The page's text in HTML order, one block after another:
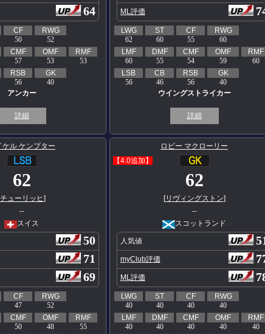
64
CF
50
RWG
52
CMF
57
OMF
53
RMF
53
RSB
56
GK
40
アンカー
詳細
ML評価
LWG
62
ST
60
CF
55
RWG
60
LMF
60
DMF
55
CMF
54
OMF
59
RMF
60
LSB
56
CB
46
RSB
56
GK
40
ウイングストライカー
詳細
ケル ケンプター
62
チューリッヒ]
--
スイス
50
71
69
CF
47
RWG
52
CMF
50
OMF
48
RMF
55
ロビー マクローリー
【4.0追加】
62
[リヴィングストン]
--
スコットランド
人気値
myClub評価
ML評価
LWG
40
ST
40
CF
40
RWG
40
LMF
40
DMF
40
CMF
40
OMF
40
RMF
40